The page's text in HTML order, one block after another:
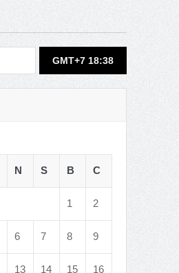
GMT+7 18:38
N S B C
1 2
6 7 8 9
13 14 15 16